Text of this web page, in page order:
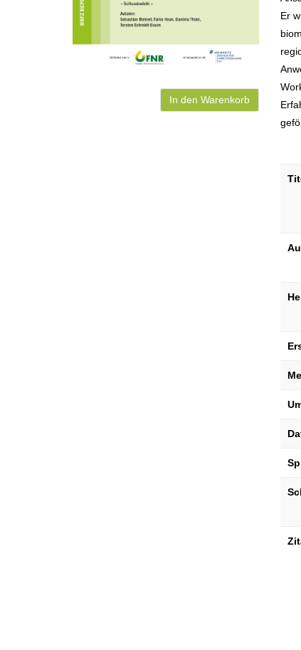
In den Warenkorb
Er